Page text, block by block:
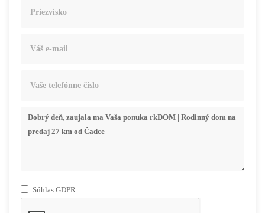
Súhlas GDPR.